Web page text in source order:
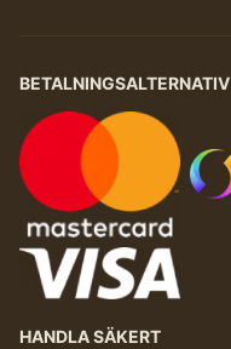
BETALNINGSALTERNATIV
HANDLA SÄKERT